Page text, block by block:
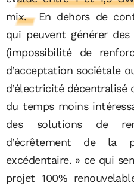
mix. En dehors de
qui peuvent générer
(impossibilité de
d’acceptation sociétale
d’électricité décentralisé
du temps moins
des solutions de
d’écrêtement de la
excédentaire. » ce qui
projet 100%